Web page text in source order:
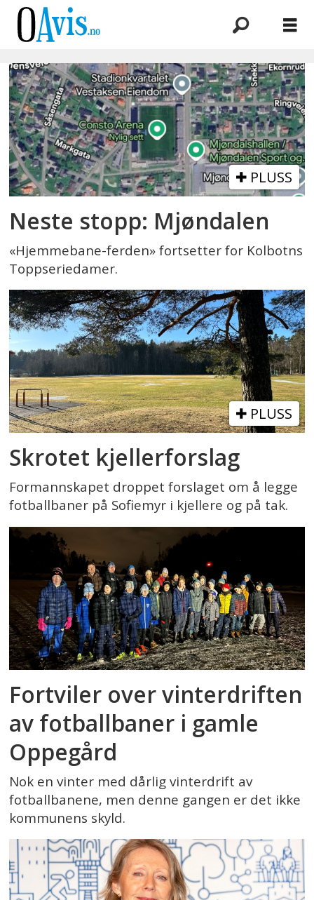
Emne:
fotballbaner
PLUSS
Neste stopp: Mjøndalen
«Hjemmebane-ferden» fortsetter for Kolbotns
Toppseriedamer.
PLUSS
Skrotet kjellerforslag
Formannskapet droppet forslaget om å legge
fotballbaner på Sofiemyr i kjellere og på tak.
Fortviler over vinterdriften
av fotballbaner i gamle
Oppegård
Nok en vinter med dårlig vinterdrift av
fotballbanene, men denne gangen er det ikke
kommunens skyld.